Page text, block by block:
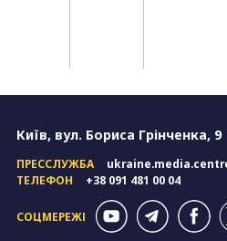
Київ, вул. Бориса Грінченка, 9
ПРЕССЛУЖБА
ТЕЛЕФОН
+38 091 481 00 04
СОЦМЕРЕЖІ